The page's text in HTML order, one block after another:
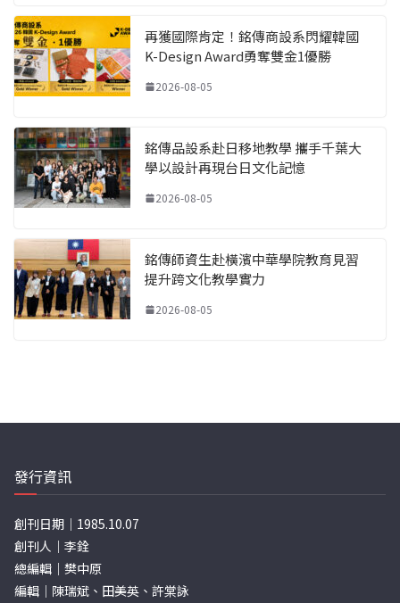
再獲國際肯定！銘傳商設系閃耀韓國
K-Design Award勇奪雙金1優勝
2026-08-05
銘傳品設系赴日移地教學 攜手千葉大
學以設計再現台日文化記憶
2026-08-05
銘傳師資生赴橫濱中華學院教育見習
提升跨文化教學實力
2026-08-05
發行資訊
創刊日期｜1985.10.07
創刊人｜李銓
總編輯｜樊中原
編輯｜陳瑞斌、田美英、許棠詠